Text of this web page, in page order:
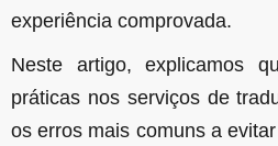
experiência comprovada.
Neste artigo, explicamos
práticas nos serviços de
os erros mais comuns a